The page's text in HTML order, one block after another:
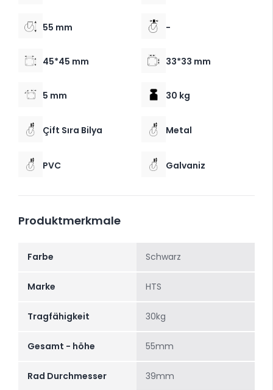
55 mm -
45*45 mm 33*33 mm
5 mm 30 kg
Çift Sıra Bilya Metal
PVC Galvaniz
Produktmerkmale
Farbe Schwarz
Marke HTS
Tragfähigkeit 30kg
Gesamt - höhe 55mm
Rad Durchmesser 39mm